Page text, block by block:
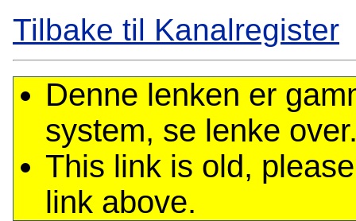
Tilbake til Kanalregister
Denne lenken er
system, se lenke
This link is old,
link above.